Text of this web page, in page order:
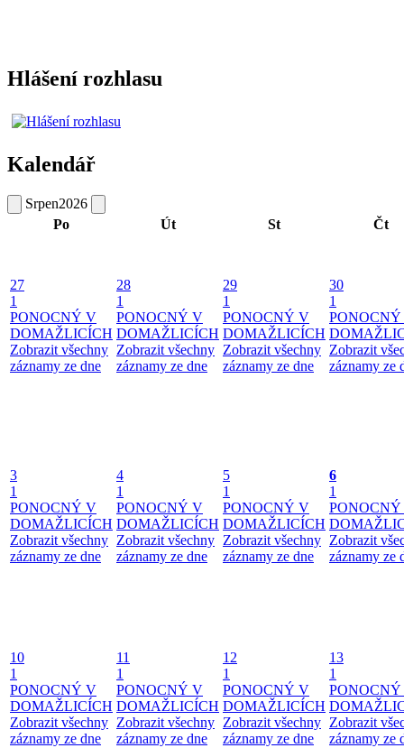
Hlášení rozhlasu
Kalendář
Srpen2026
Po
Út St Čt
27
1
PONOCNÝ V
DOMAŽLICÍCH
Zobrazit všechny
záznamy ze dne
28
1
PONOCNÝ V
DOMAŽLICÍCH
Zobrazit všechny
záznamy ze dne
29
1
PONOCNÝ V
DOMAŽLICÍCH
Zobrazit všechny
záznamy ze dne
30
1
Zobrazit
záznamy ze
3
1
PONOCNÝ V
DOMAŽLICÍCH
Zobrazit všechny
záznamy ze dne
4
1
PONOCNÝ V
DOMAŽLICÍCH
Zobrazit všechny
záznamy ze dne
5
1
PONOCNÝ V
DOMAŽLICÍCH
Zobrazit všechny
záznamy ze dne
6
1
Zobrazit
záznamy ze
10
1
PONOCNÝ V
DOMAŽLICÍCH
Zobrazit všechny
záznamy ze dne
11
1
PONOCNÝ V
DOMAŽLICÍCH
Zobrazit všechny
záznamy ze dne
12
1
PONOCNÝ V
DOMAŽLICÍCH
Zobrazit všechny
záznamy ze dne
13
1
Zobrazit
záznamy ze